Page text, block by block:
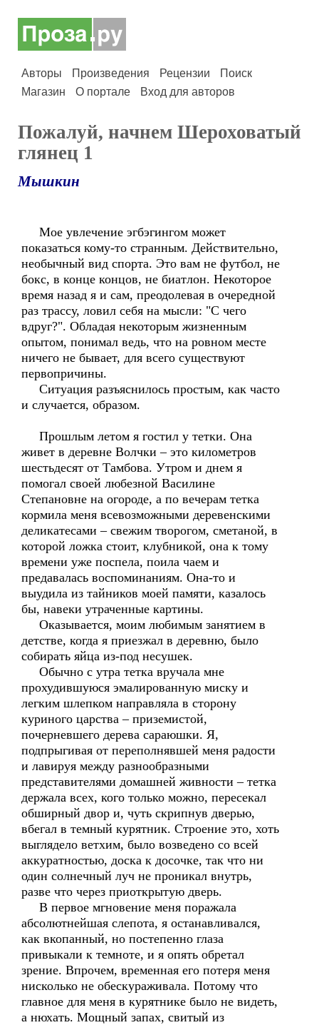
Авторы Произведения Рецензии
Поиск
Магазин
О портале Вход для авторов
Пожалуй, начнем Шероховатый
глянец 1
Мышкин
Мое увлечение эгбэгингом может
показаться кому-то странным. Действительно,
необычный вид спорта. Это вам не футбол, не
бокс, в конце концов, не биатлон. Некоторое
время назад я и сам, преодолевая в очередной
раз трассу, ловил себя на мысли: "С чего
вдруг?". Обладая некоторым жизненным
опытом, понимал ведь, что на ровном месте
ничего не бывает, для всего существуют
первопричины.
Ситуация разъяснилось простым, как часто
и случается, образом.
Прошлым летом я гостил у тетки. Она
живет в деревне Волчки – это километров
шестьдесят от Тамбова. Утром и днем я
помогал своей любезной Василине
Степановне на огороде, а по вечерам тетка
кормила меня всевозможными деревенскими
деликатесами – свежим творогом, сметаной, в
которой ложка стоит, клубникой, она к тому
времени уже поспела, поила чаем и
предавалась воспоминаниям. Она-то и
выудила из тайников моей памяти, казалось
бы, навеки утраченные картины.
Оказывается, моим любимым занятием в
детстве, когда я приезжал в деревню, было
собирать яйца из-под несушек.
Обычно с утра тетка вручала мне
прохудившуюся эмалированную миску и
легким шлепком направляла в сторону
куриного царства – приземистой,
почерневшего дерева сараюшки. Я,
подпрыгивая от переполнявшей меня радости
и лавируя между разнообразными
представителями домашней живности – тетка
держала всех, кого только можно, пересекал
обширный двор и, чуть скрипнув дверью,
вбегал в темный курятник. Строение это, хоть
выглядело ветхим, было возведено со всей
аккуратностью, доска к досочке, так что ни
один солнечный луч не проникал внутрь,
разве что через приоткрытую дверь.
В первое мгновение меня поражала
абсолютнейшая слепота, я останавливался,
как вкопанный, но постепенно глаза
привыкали к темноте, и я опять обретал
зрение. Впрочем, временная его потеря меня
нисколько не обескураживала. Потому что
главное для меня в курятнике было не видеть,
а нюхать. Мощный запах, свитый из